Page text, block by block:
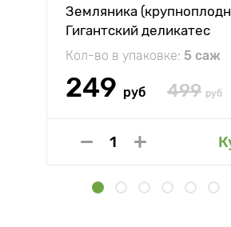
Земляника
Гигантский деликатес
Кол-во в упаковке: 5 саж
249 руб 499 руб